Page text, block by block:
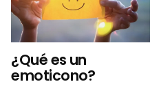
¿Qué es un
emoticono?